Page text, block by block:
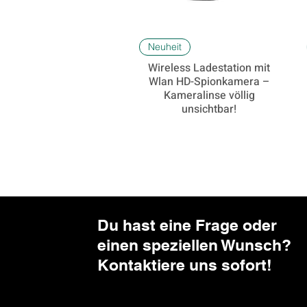
Schnellansicht
Neuheit
Wireless Ladestation mit
Wlan HD-Spionkamera –
Kameralinse völlig
unsichtbar!
Du hast eine Frage oder
einen speziellen Wunsch?​
Kontaktiere uns sofort!